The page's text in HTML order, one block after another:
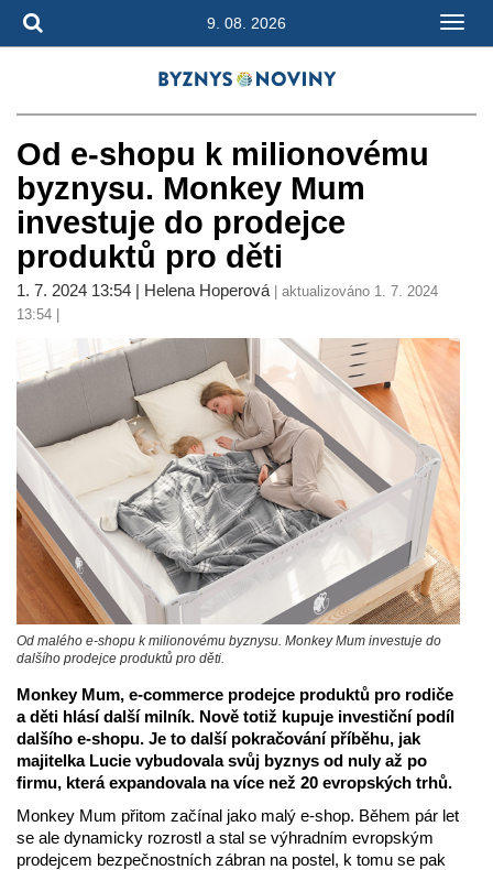
9. 08. 2026
Od e-shopu k milionovému
byznysu. Monkey Mum
investuje do prodejce
produktů pro děti
1. 7. 2024 13:54 | Helena Hoperová| aktualizováno 1. 7. 2024
13:54 |
Od malého e-shopu k milionovému byznysu. Monkey Mum investuje do
dalšího prodejce produktů pro děti.
Monkey Mum, e-commerce prodejce produktů pro rodiče
a děti hlásí další milník. Nově totiž kupuje investiční podíl
dalšího e-shopu. Je to další pokračování příběhu, jak
majitelka Lucie vybudovala svůj byznys od nuly až po
firmu, která expandovala na více než 20 evropských trhů.
Monkey Mum přitom začínal jako malý e-shop. Během pár let
se ale dynamicky rozrostl a stal se výhradním evropským
prodejcem bezpečnostních zábran na postel, k tomu se pak